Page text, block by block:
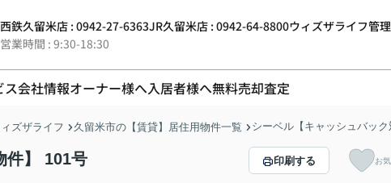
西鉄久留米店 : 0942-27-6363JR久留米店 : 0942-64-8800ウィズザライフ管
営業時間 : 9:30-18:30
ス会社情報オーナー様へ入居者様へ無料売却査定
ズザライフ 久留米市の【賃貸】居住用物件一覧 シーベル【キャッシュバック
件】 101号 印刷する お